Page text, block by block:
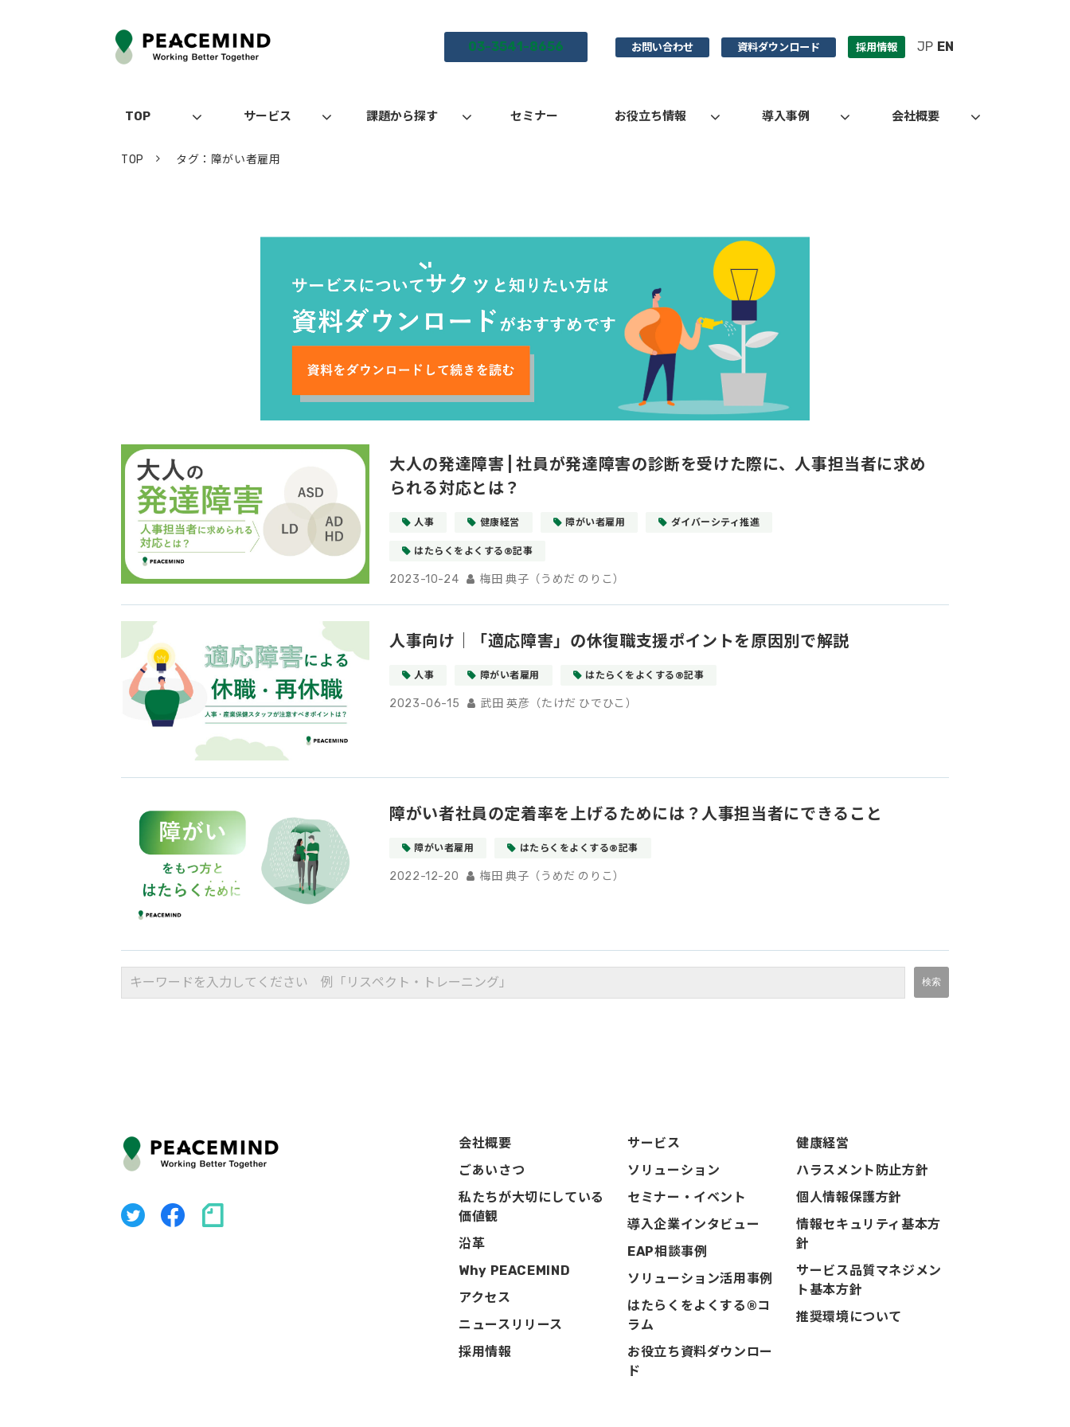
03-3541-8656 お問い合わせ 資料ダウンロード 採用情報 JP EN
TOP サービス 課題から探す セミナー お役立ち情報 導入事例 会社概要
TOP タグ：障がい者雇用
大人の発達障害 | 社員が発達障害の診断を受けた際に、人事担当者に求め
られる対応とは？
人事 健康経営 障がい者雇用 ダイバーシティ推進
はたらくをよくする®記事
2023-10-24 梅田 典子（うめだ のりこ）
人事向け｜「適応障害」の休復職支援ポイントを原因別で解説
人事 障がい者雇用 はたらくをよくする®記事
2023-06-15 武田 英彦（たけだ ひでひこ）
障がい者社員の定着率を上げるためには？人事担当者にできること
障がい者雇用 はたらくをよくする®記事
2022-12-20 梅田 典子（うめだ のりこ）
会社概要
ごあいさつ
私たちが大切にしている
価値観
沿革
Why PEACEMIND
アクセス
ニュースリリース
採用情報
サービス
ソリューション
セミナー・イベント
導入企業インタビュー
EAP相談事例
ソリューション活用事例
はたらくをよくする®コ
ラム
お役立ち資料ダウンロー
ド
健康経営
ハラスメント防止方針
個人情報保護方針
情報セキュリティ基本方
針
サービス品質マネジメン
ト基本方針
推奨環境について